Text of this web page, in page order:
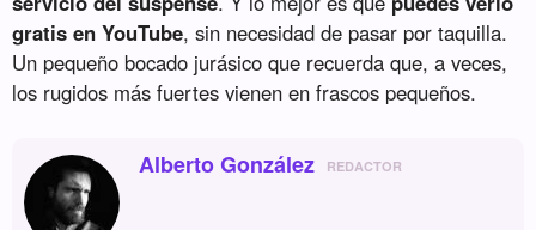
gratis en YouTube, sin necesidad de pasar por taquilla.
Un pequeño bocado jurásico que recuerda que, a veces,
los rugidos más fuertes vienen en frascos pequeños.
Alberto González REDACTOR